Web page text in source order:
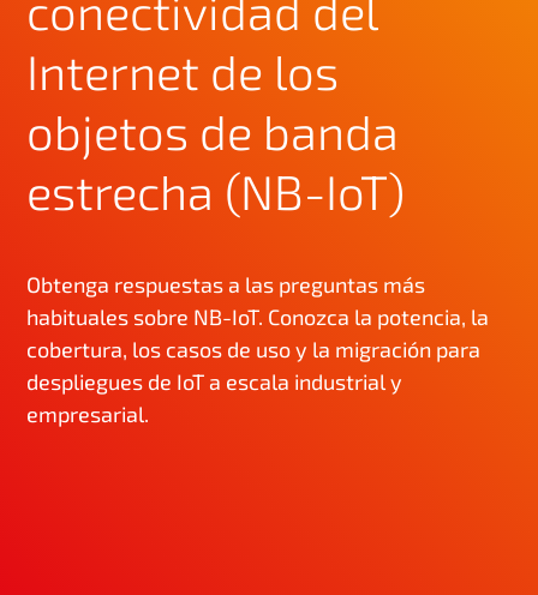
Internet de los
objetos de banda
estrecha (NB-IoT)
Obtenga respuestas a las preguntas más
habituales sobre NB-IoT. Conozca la potencia, la
cobertura, los casos de uso y la migración para
despliegues de IoT a escala industrial y
empresarial.